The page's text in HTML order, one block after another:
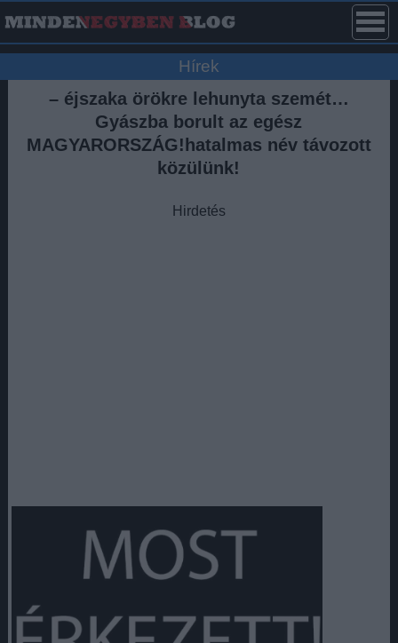
Hírek
– éjszaka örökre lehunyta szemét…
Gyászba borult az egész
MAGYARORSZÁG!hatalmas név távozott
közülünk!
Hirdetés